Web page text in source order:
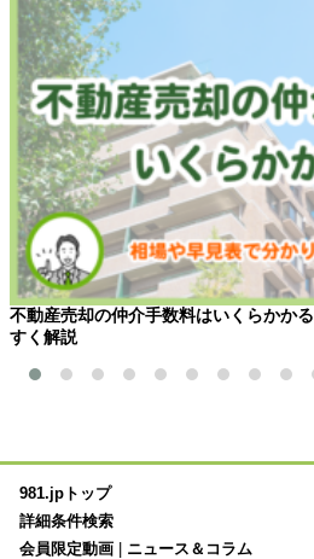
不動産売却の仲介手数料はいくらかか
すく解説
981.jpトップ
詳細条件検索
会員限定動画
ニュース＆コラム